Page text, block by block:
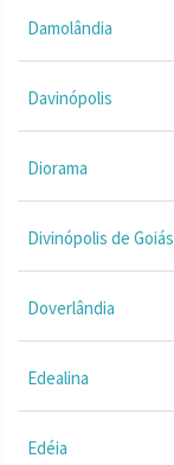
Damolândia
Davinópolis
Diorama
Divinópolis de Goiás
Doverlândia
Edealina
Edéia